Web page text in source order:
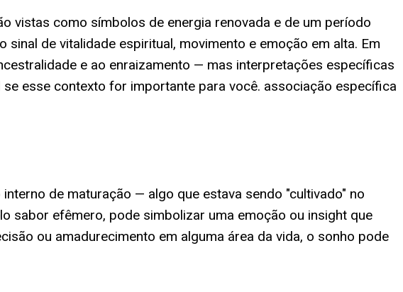
vistas como símbolos de energia renovada e de um período
de vitalidade espiritual, movimento e emoção em alta. Em
e ao enraizamento — mas interpretações específicas
esse contexto for importante para você. associação específica
de maturação — algo que estava sendo "cultivado" no
sabor efêmero, pode simbolizar uma emoção ou insight que
ou amadurecimento em alguma área da vida, o sonho pode